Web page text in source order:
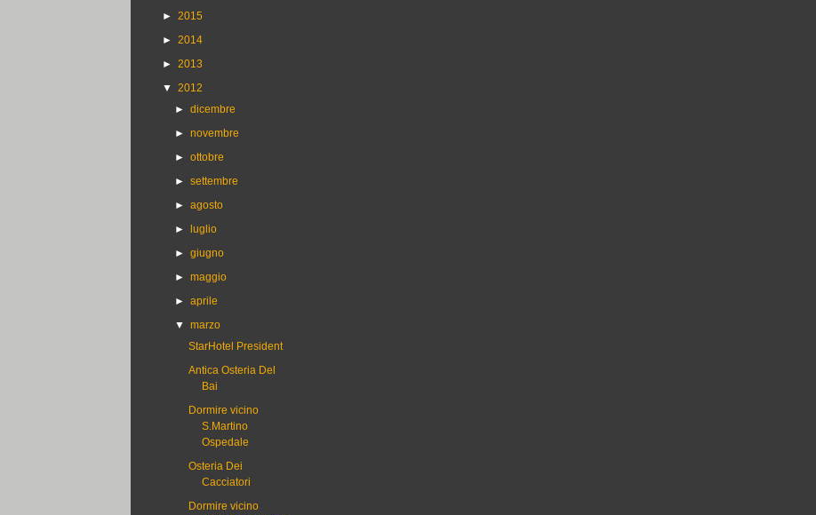
► 2015
► 2014
► 2013
▼ 2012
►dicembre
►novembre
►ottobre
►settembre
►agosto
►
luglio
►giugno
►maggio
►aprile
▼marzo
StarHotel President
Antica Osteria Del
Bai
Dormire vicino
S.Martino
Ospedale
Osteria Dei
Cacciatori
Dormire vicino